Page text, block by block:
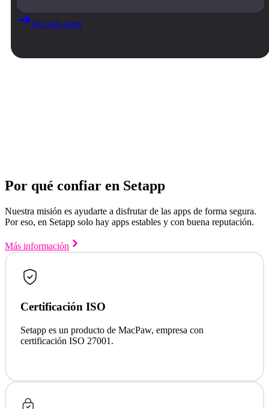
Ver más apps
Por qué confiar en Setapp
Nuestra misión es ayudarte a disfrutar de las apps de forma segura.
Por eso, en Setapp solo hay apps estables y con buena reputación.
Más información
Certificación ISO
Setapp es un producto de MacPaw, empresa con
certificación ISO 27001.